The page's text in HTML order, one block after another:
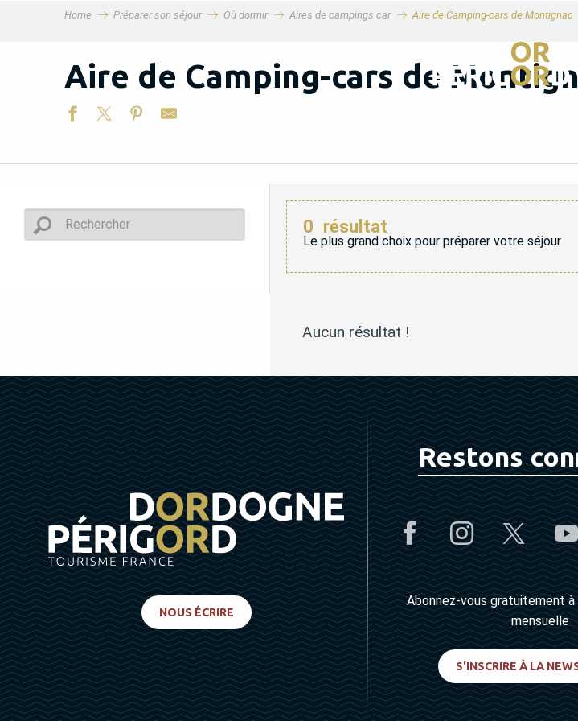
Home Préparer son séjour Où dormir Aires de campings car Aire de Camping-cars de Montignac
Aire de Camping-cars de
0 résultat
Le plus grand choix pour préparer votre séjour
Aucun résultat !
NOUS ÉCRIRE
Restons
Abonnez-vous gratuitement
mensuelle
S'INSCRIRE À LA